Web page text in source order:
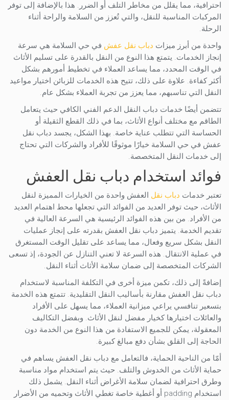
احترافية، مما يقلل من مخاطر التلف أو الضرر. هذا بالإضافة إلى توفر
المركبات المناسبة للنقل، والتي تُعزز من السلامة والراحة أثناء
الرحلة.
واحدة من أبرز ميزات دباب نقل عفش في حي السلامة هي سرعة
إنجاز الخدمات. يتمتع هذا النوع من النقل بالقدرة على تسليم الأثاث
في الوقت المحدد، مما يساعد العملاء في تخطيط أمورهم بشكل
أكثر كفاءة. علاوة على ذلك، تتيح هذه الخدمات للزبائن اختيار مواعيد
النقل التي تناسبهم، مما يعزز من تجربة العملاء بشكل عام.
تتضمن أيضًا خدمات دباب النقل الدعم الفني الكافي حيث يتعامل
الطاقم مع مختلف أنواع الأثاث، بما في ذلك القطع الثقيلة أو
الحساسة التي تتطلب عناية خاصة. بهذا الشكل، يجسد دباب نقل
عفش في حي السلامة خيارًا موثوقًا للأفراد والشركات التي تحتاج
إلى خدمات النقل المتخصصة.
فوائد استخدام دباب نقل العفش
تعتبر خدمات دباب نقل العفش واحدة من الخيارات المميزة لنقل
الأثاث، حيث توفر العديد من الفوائد التي تجعلها محط اهتمام العديد
من الأفراد. من بين هذه الفوائد الرئيسية هي السرعة العالية في
تقديم الخدمة. يتميز دباب نقل العفش بقدرته على إنجاز عمليات
النقل بشكل سريع وفعال، مما يساعد على تقليل الوقت المستغرق
في عملية الانتقال. هذه السرعة لا تعني التنازل عن الجودة، إذ تسعى
الشركات المتخصصة إلى ضمان سلامة الأثاث أثناء النقل.
إضافةً إلى ذلك، تكمن ميزة أخرى في التكلفة المناسبة لاستخدام
دباب نقل العفش مقارنة بأساليب النقل التقليدية. تتمتع هذه الخدمة
بتسعير تنافسي يراعي ميزانية العملاء، مما يسهل على الأفراد
والعائلات اختيارها كخيار مفضل لنقل الأثاث. وبفضل التكاليف
المعقولة، يمكن للجميع الاستفادة من هذا النوع من الخدمة دون
الحاجة إلى القلق بشأن دفع مبالغ كبيرة.
أمّا من الناحية الحماية، فالتعامل مع دباب نقل العفش يساهم في
حماية الأثاث من الخدوش والتلف. حيث يتم استخدام مواد مناسبة
وطرق احترافية لضمان سلامة الأغراض أثناء النقل. يشمل ذلك
استخدام padding أو أغطية خاصة تغطي الأثاث وتحميه من الأضرار